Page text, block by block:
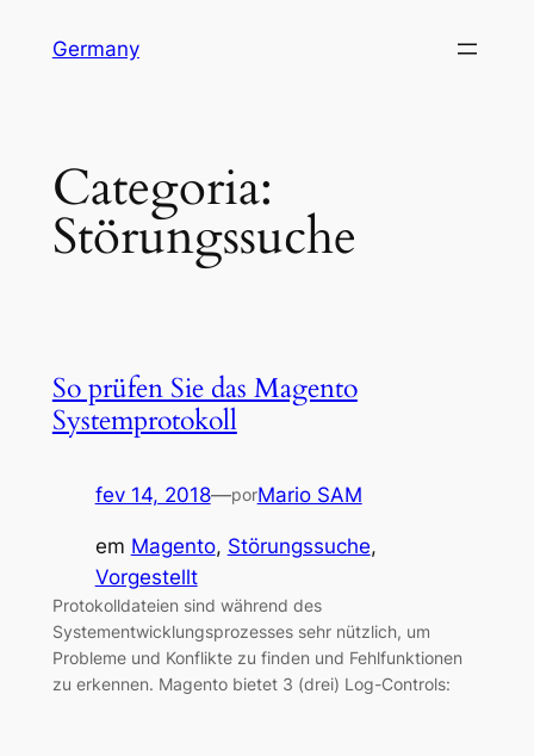
Germany
Categoria:
Störungssuche
So prüfen Sie das Magento
Systemprotokoll
fev 14, 2018—porMario SAM
em Magento, Störungssuche
Vorgestellt
Protokolldateien sind während des
Systementwicklungsprozesses sehr nützlich, um
Probleme und Konflikte zu finden und Fehlfunktionen
zu erkennen. Magento bietet 3 (drei) Log-Controls: